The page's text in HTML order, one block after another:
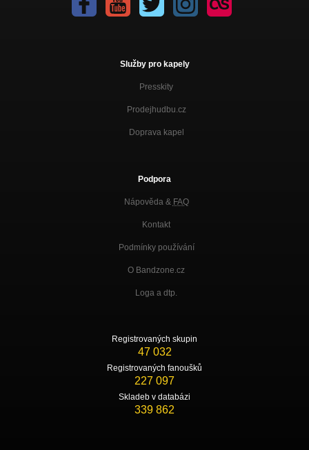
Služby pro kapely
Presskity
Prodejhudbu.cz
Doprava kapel
Podpora
Nápověda & FAQ
Kontakt
Podmínky používání
O Bandzone.cz
Loga a dtp.
Registrovaných skupin
47 032
Registrovaných fanoušků
227 097
Skladeb v databázi
339 862